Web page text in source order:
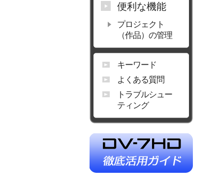
便利な機能
プロジェクト
（作品）の管理
キーワード
よくある質問
トラブルシュー
ティング